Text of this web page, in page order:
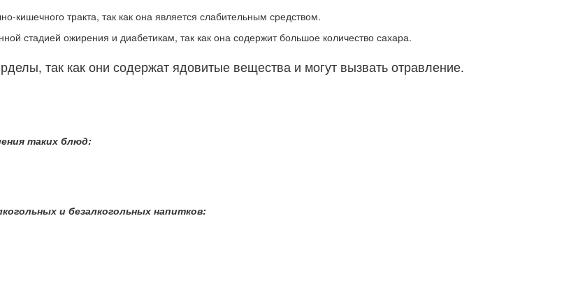
тракта, так как она является слабительным средством.
стадией ожирения и диабетикам, так как она содержит большое количество сахара.
так как они содержат ядовитые вещества и могут вызвать отравление.
таких блюд:
и безалкогольных напитков: